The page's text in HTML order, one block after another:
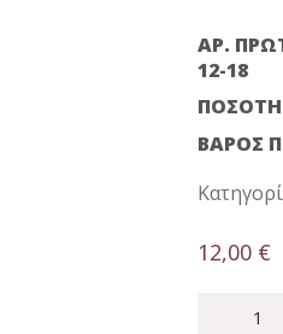
ΑΡ.
12-18
ΒΑΡΟΣ
12,00 €